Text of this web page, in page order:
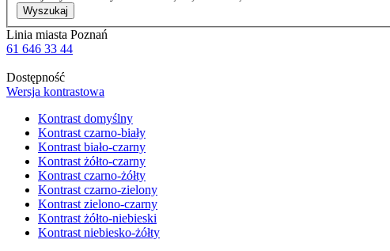
Wyszukaj
Linia miasta Poznań
61 646 33 44
Dostępność
Wersja kontrastowa
Kontrast domyślny
Kontrast czarno-biały
Kontrast biało-czarny
Kontrast żółto-czarny
Kontrast czarno-żółty
Kontrast czarno-zielony
Kontrast zielono-czarny
Kontrast żółto-niebieski
Kontrast niebiesko-żółty